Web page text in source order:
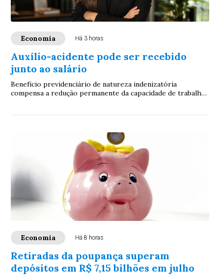
Economia Há 3 horas
Auxílio-acidente pode ser recebido
junto ao salário
Benefício previdenciário de natureza indenizatória
compensa a redução permanente da capacidade de trabalho
Economia Há 8 horas
Retiradas da poupança superam
depósitos em R$ 7,15 bilhões em julho